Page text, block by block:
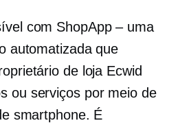
com ShopApp – uma
automatizada que
de loja Ecwid
ou serviços por meio de
smartphone. É